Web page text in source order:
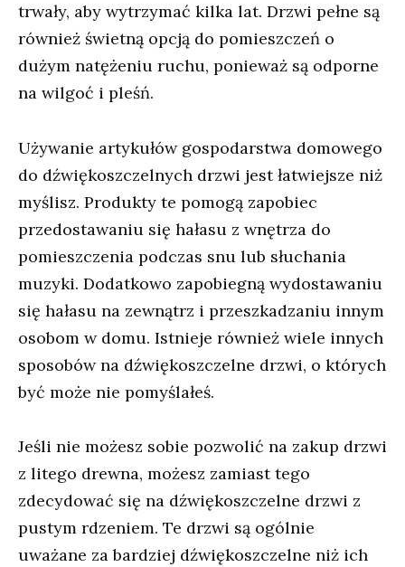
trwały, aby wytrzymać kilka lat. Drzwi pełne są
również świetną opcją do pomieszczeń o
dużym natężeniu ruchu, ponieważ są odporne
na wilgoć i pleśń.
Używanie artykułów gospodarstwa domowego
do dźwiękoszczelnych drzwi jest łatwiejsze niż
myślisz. Produkty te pomogą zapobiec
przedostawaniu się hałasu z wnętrza do
pomieszczenia podczas snu lub słuchania
muzyki. Dodatkowo zapobiegną wydostawaniu
się hałasu na zewnątrz i przeszkadzaniu innym
osobom w domu. Istnieje również wiele innych
sposobów na dźwiękoszczelne drzwi, o których
być może nie pomyślałeś.
Jeśli nie możesz sobie pozwolić na zakup drzwi
z litego drewna, możesz zamiast tego
zdecydować się na dźwiękoszczelne drzwi z
pustym rdzeniem. Te drzwi są ogólnie
uważane za bardziej dźwiękoszczelne niż ich